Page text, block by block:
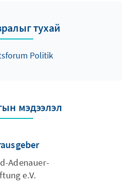
тухай
Politik
мэдээлэл
Adenauer-
e.V.